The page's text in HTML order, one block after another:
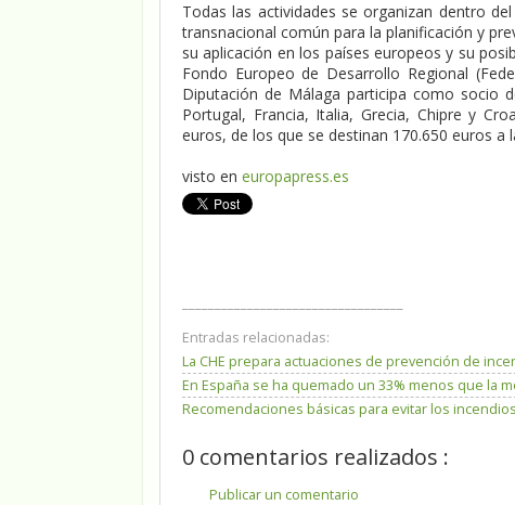
Todas las actividades se organizan dentro
transnacional común para la planificación y
su aplicación en los países europeos y su
Fondo Europeo de Desarrollo Regional
Diputación de Málaga participa como socio
Portugal, Francia, Italia, Grecia, Chipre y
euros, de los que se destinan 170.650 euros a
visto en europapress.es
Entradas relacionadas:
La CHE prepara actuaciones de prevención de
En España se ha quemado un 33% menos que la
Recomendaciones básicas para evitar los
0 comentarios realizados :
Publicar un comentario